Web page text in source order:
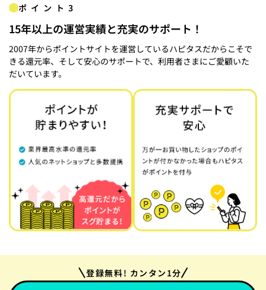
ポイント3
15年以上の運営実績と充実のサポート！
2007年からポイントサイトを運営しているハピタスだからこそで
きる還元率、そして安心のサポートで、利用者さまにご愛顧いた
だいています。
登録無料! カンタン1分